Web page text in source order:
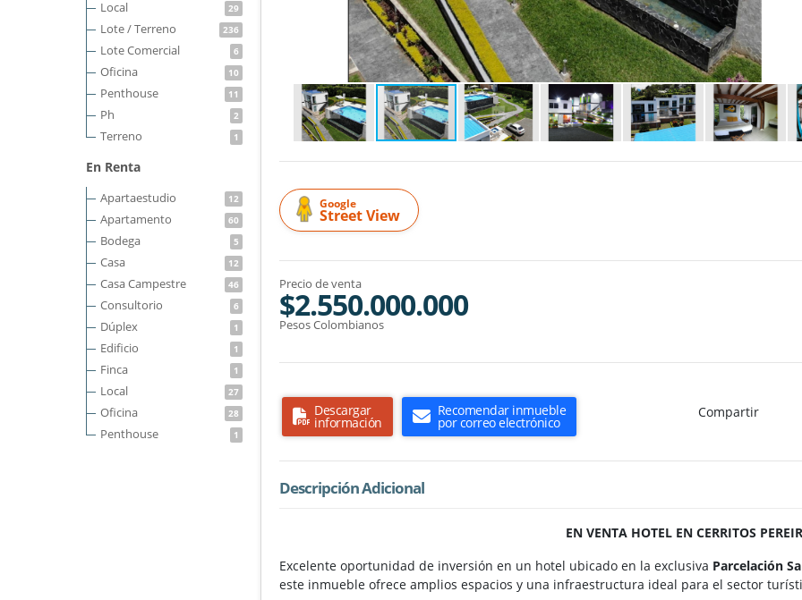
Local 29
Lote / Terreno 236
Lote Comercial 6
Oficina 10
Penthouse 11
Ph 2
Terreno 1
En Renta
Apartaestudio 12
Apartamento 60
Bodega 5
Casa 12
Casa Campestre 46
Consultorio 6
Dúplex 1
Edificio 1
Finca 1
Local 27
Oficina 28
Penthouse 1
Google
Street View
Precio de venta
$2.550.000.000
Pesos Colombianos
Descargar
información
Recomendar inmueble
por correo electrónico
Compartir
Descripción Adicional
EN VENTA HOTEL EN CERRITOS
Excelente oportunidad de inversión en un hotel ubicado en la exclusiva Parcelación
este inmueble ofrece amplios espacios y una infraestructura ideal para el sector